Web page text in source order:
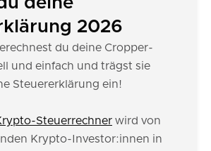
2026
du deine Cropper-
und einfach und trägst sie
Steuererklärung ein!
Steuerrechner wird von
Krypto-Investor:innen in